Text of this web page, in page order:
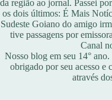
da região ao jornal. Passei
os dois últimos: É Mais
Sudeste Goiano do amigo
tive passagens por
Canal
Nosso blog em seu 14°
obrigado por seu acesso e
através